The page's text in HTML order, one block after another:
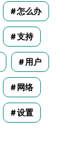
怎么办
支持
用户
网络
设置